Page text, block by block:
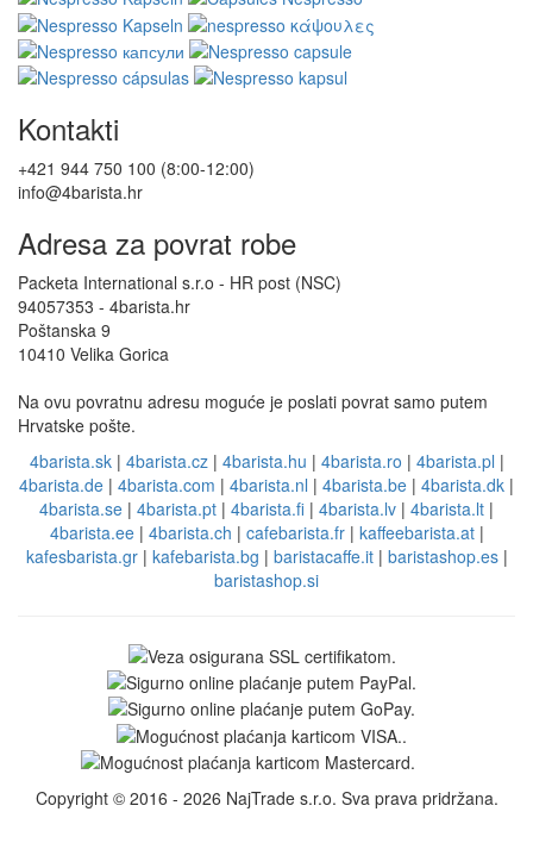
Kontakti
+421 944 750 100 (8:00-12:00)
info@4barista.hr
Adresa za povrat robe
Packeta International s.r.o - HR post (NSC)
94057353 - 4barista.hr
Poštanska 9
10410 Velika Gorica
Na ovu povratnu adresu moguće je poslati povrat samo putem
Hrvatske pošte.
4barista.sk| 4barista.cz| 4barista.hu | 4barista.ro | 4barista.pl |
4barista.de | 4barista.com | 4barista.nl | 4barista.be | 4barista.dk |
4barista.se | 4barista.pt | 4barista.fi | 4barista.lv | 4barista.lt |
4barista.ee| 4barista.ch | cafebarista.fr| kaffeebarista.at|
kafesbarista.gr| kafebarista.bg | baristacaffe.it| baristashop.es|
baristashop.si
Copyright © 2016 - 2026 NajTrade s.r.o. Sva prava pridržana.